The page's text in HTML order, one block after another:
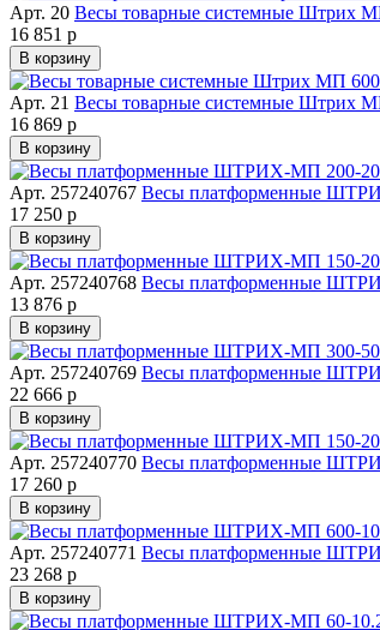
Арт. 20 Весы товарные системные Штрих
16 851 р
В корзину
Арт. 21 Весы товарные системные Штрих
16 869 р
В корзину
Арт. 257240767 Весы платформенные
17 250 р
В корзину
Арт. 257240768 Весы платформенные
13 876 р
В корзину
Арт. 257240769 Весы платформенные
22 666 р
В корзину
Арт. 257240770 Весы платформенные
17 260 р
В корзину
Арт. 257240771 Весы платформенные
23 268 р
В корзину